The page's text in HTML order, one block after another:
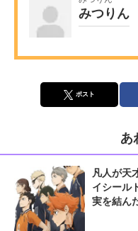
みつりん
ポスト
あ
凡人が天
イシール
実を結ん